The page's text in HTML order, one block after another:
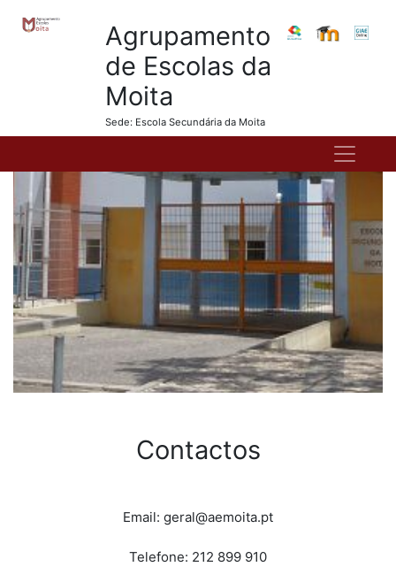
Agrupamento
de Escolas da
Moita
Sede: Escola Secundária da Moita
Contactos
Email: geral@aemoita.pt
Telefone: 212 899 910